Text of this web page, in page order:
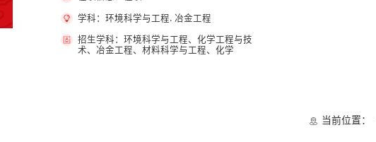
学科：环境科学与工程. 冶金工程
招生学科：环境科学与工程、化学工程与技
术、冶金工程、材料科学与工程、化学
当前位置：